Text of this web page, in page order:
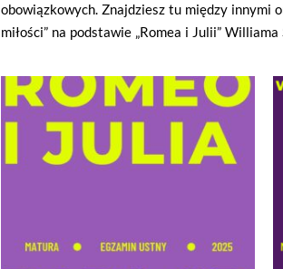
obowiązkowych. Znajdziesz tu między innymi
miłości” na podstawie „Romea i Julii” Williama